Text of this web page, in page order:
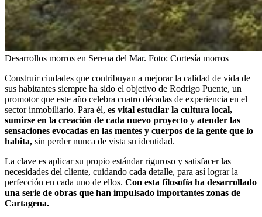
Desarrollos morros en Serena del Mar. Foto: Cortesía morros
Construir ciudades que contribuyan a mejorar la calidad de vida de
sus habitantes siempre ha sido el objetivo de Rodrigo Puente, un
promotor que este año celebra cuatro décadas de experiencia en el
sector inmobiliario. Para él, es vital estudiar la cultura local,
sumirse en la creación de cada nuevo proyecto y atender las
sensaciones evocadas en las mentes y cuerpos de la gente que lo
habita, sin perder nunca de vista su identidad.
La clave es aplicar su propio estándar riguroso y satisfacer las
necesidades del cliente, cuidando cada detalle, para así lograr la
perfección en cada uno de ellos. Con esta filosofía ha desarrollado
una serie de obras que han impulsado importantes zonas de
Cartagena.